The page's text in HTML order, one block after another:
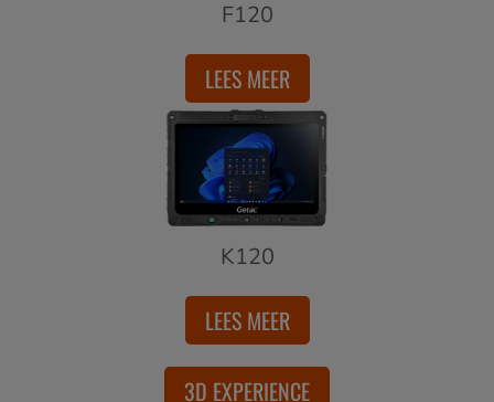
F120
LEES MEER
K120
LEES MEER
3D EXPERIENCE